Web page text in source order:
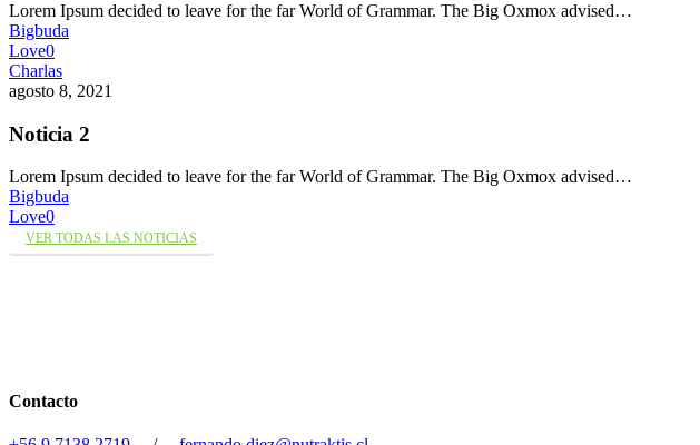
Lorem Ipsum decided to leave for the far World of Grammar. The Big Oxmox advised…
Bigbuda
Love0
Charlas
agosto 8, 2021
Noticia 2
Lorem Ipsum decided to leave for the far World of Grammar. The Big Oxmox advised…
Bigbuda
Love0
VER TODAS LAS NOTICIAS
Contacto